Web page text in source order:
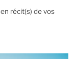
récit(s) de vos